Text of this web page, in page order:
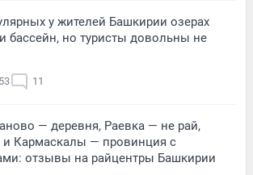
у жителей Башкирии озерах
бассейн, но туристы довольны не
11
— деревня, Раевка — не рай,
Кармаскалы — провинция с
отзывы на райцентры Башкирии